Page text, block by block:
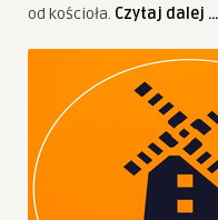
od kościoła. Czytaj dalej …